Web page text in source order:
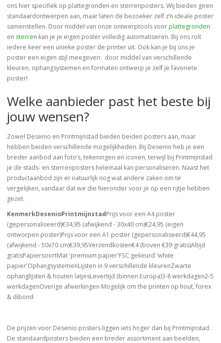
ons hier specifiek op plattegronden en sterrenposters. Wij bieden geen
standaardontwerpen aan, maar laten de bezoeker zelf z’n ideale poster
samenstellen. Door middel van onze ontwerptools voorplattegronden
en sterren kan je je eigen poster volledig automatiseren. Bij ons rolt
iedere keer een unieke poster de printer uit. Ook kan je bij ons je
poster een eigen stijl meegeven: door middel van verschillende
kleuren, ophangsystemen en formaten ontwerp je zelf je favoriete
poster!
Welke aanbieder past het beste bij
jouw wensen?
Zowel Desenio en Printmijnstad bieden beiden posters aan, maar
hebben beiden verschillende mogelijkheden. Bij Desenio heb je een
breder aanbod aan foto’s, tekeningen en iconen, terwijl bij Printmijnstad
je de stads- en sterrenposters helemaal kan personaliseren. Naast het
productaanbod zijn er natuurlijk nog wat andere zaken om te
vergelijken, vandaar dat we die hieronder voor je op een rijtje hebben
gezet.
KenmerkDesenioPrintmijnstadPrijs voor een A4 poster
(gepersonaliseerd)€34,95 (afwijkend - 30x40 cm)€24,95 (eigen
ontworpen poster)Prijs voor een A1 poster (gepersonaliseerd)€44,95
(afwijkend - 50x70 cm)€39,95Verzendkosten€4 (boven €39 gratis)Altijd
gratisPapiersoortMat 'premium papier'FSC gekeurd 'white
papier'OphangsystemenLijsten in 9 verschillende kleurenZwarte
ophanglijsten & houten latjesLevertijd (binnen Europa)3-8 werkdagen2-5
werkdagenOverige afwerkingen Mogelijk om the printen op hout, forex
& dibond
De prijzen voor Desenio posters liggen iets hoger dan bij Printmijnstad.
De standaardposters bieden een breder assortiment aan beelden,